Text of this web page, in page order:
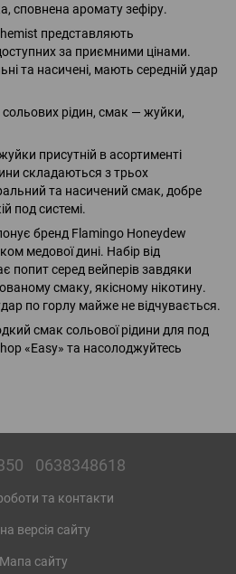
сповнена аромату зефіру.
представляють
за приємними цінами.
та насичені, мають середній удар
присутній в асортименті
складаються з трьох
та насичений смак, добре
под системі.
бренд Flamingo Honeydew
медової дині. Набір від
попит серед вейперів завдяки
смаку, якісному нікотину.
по горлу майже не відчувається.
смак сольової рідини для под
«Easy» та насолоджуйтесь
0638348618
та контакти
версія сайту
Мапа сайту